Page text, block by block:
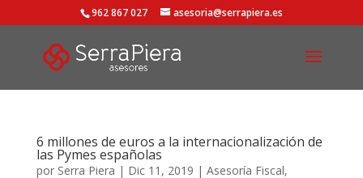
962 867 027 asesoria@serrapiera.es
6 millones de euros a la internacionalización de
las Pymes españolas
por Serra Piera | Dic 11, 2019 | Asesoría Fiscal,